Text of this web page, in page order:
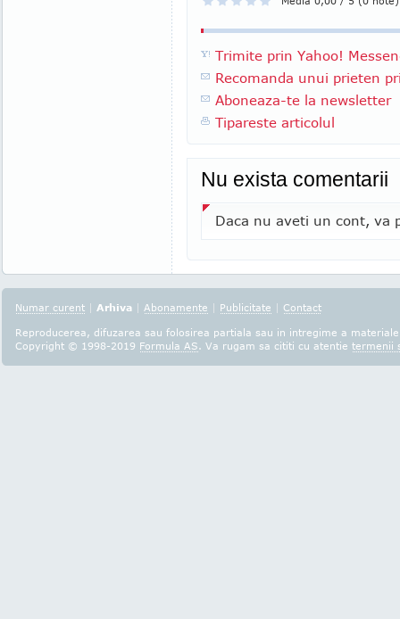
Trimite prin Yahoo!
Recomanda unui prieten
Aboneaza-te la newsletter
Tipareste articolul
Nu exista comentarii
Daca nu aveti un cont, va
Numar curent | Arhiva | Abonamente | Publicitate | Contact
Reproducerea, difuzarea sau folosirea partiala sau in intregime a
Copyright © 1998-2019 Formula AS. Va rugam sa cititi cu atentie termenii